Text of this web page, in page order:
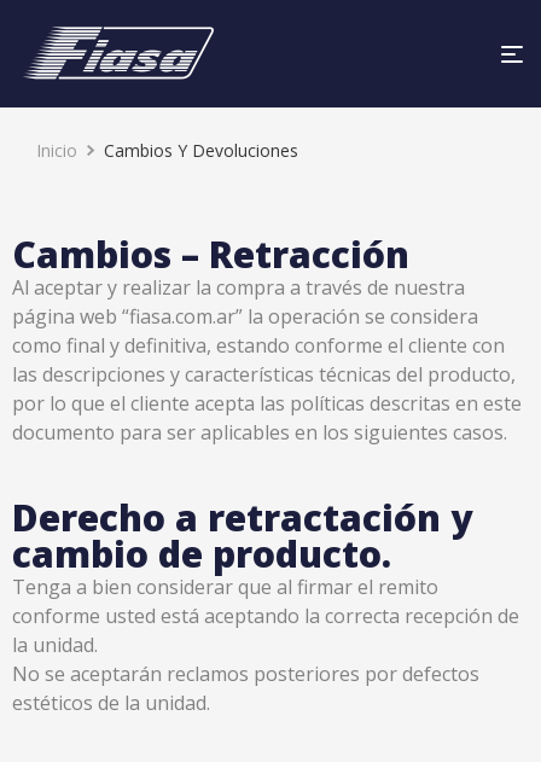
Inicio Cambios Y Devoluciones
Cambios – Retracción
Al aceptar y realizar la compra a través de nuestra
página web “fiasa.com.ar” la operación se considera
como final y definitiva, estando conforme el cliente con
las descripciones y características técnicas del producto,
por lo que el cliente acepta las políticas descritas en este
documento para ser aplicables en los siguientes casos.
Derecho a retractación y
cambio de producto.
Tenga a bien considerar que al firmar el remito
conforme usted está aceptando la correcta recepción de
la unidad.
No se aceptarán reclamos posteriores por defectos
estéticos de la unidad.